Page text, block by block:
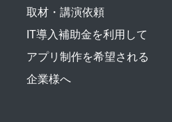
取材・講演依頼
IT導入補助金を利用して
アプリ制作を希望される
企業様へ